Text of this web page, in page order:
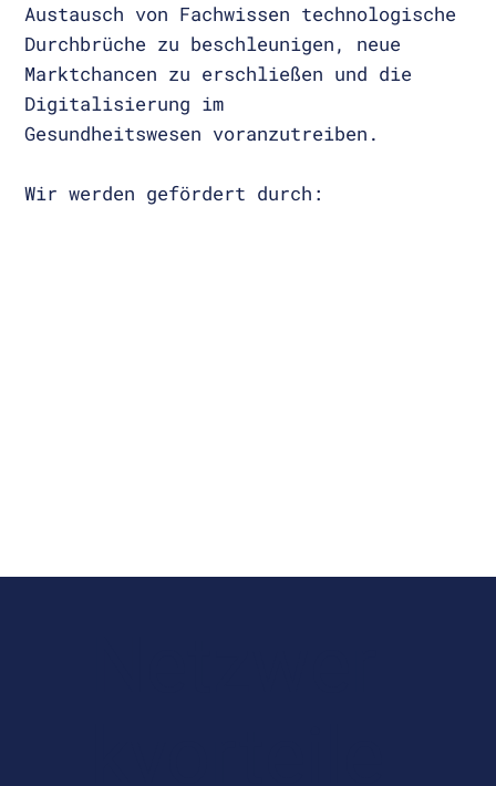
Austausch von Fachwissen technologische
Durchbrüche zu beschleunigen, neue
Marktchancen zu erschließen und die
Digitalisierung im
Gesundheitswesen voranzutreiben.
Wir werden gefördert durch: